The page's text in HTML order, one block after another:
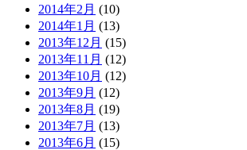
2014年2月 (10)
2014年1月 (13)
2013年12月 (15)
2013年11月 (12)
2013年10月 (12)
2013年9月 (12)
2013年8月 (19)
2013年7月 (13)
2013年6月 (15)